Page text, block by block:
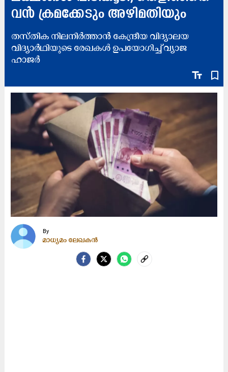
വൻ ക്രമക്കേടും അഴിമതിയും
text_fields bookmark_border
തസ്തിക നിലനിർത്താൻ കേന്ദ്രീയ വിദ്യാലയ
വിദ്യാർഥിയുടെ രേഖകൾ ഉപയോഗിച്ച് വ്യാജ
ഹാജർ
By
മാധ്യമം ലേഖകൻ